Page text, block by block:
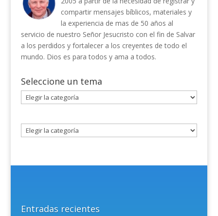
compartir mensajes bíblicos, materiales y
la experiencia de mas de 50 años al
servicio de nuestro Señor Jesucristo con el fin de Salvar
a los perdidos y fortalecer a los creyentes de todo el
mundo. Dios es para todos y ama a todos.
Seleccione un tema
Seleccione
un
Entradas recientes